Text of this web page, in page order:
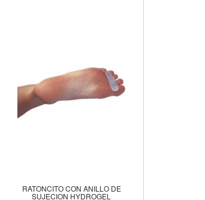
RATONCITO CON ANILLO DE
SUJECION HYDROGEL